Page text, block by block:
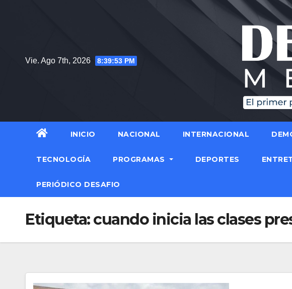
Vie. Ago 7th, 2026 8:39:54 PM
INICIO NACIONAL INTERNACIONAL
TECNOLOGÍA PROGRAMAS DEPORTES
PERIÓDICO DESAFIO
Etiqueta:cuando inicia las clases